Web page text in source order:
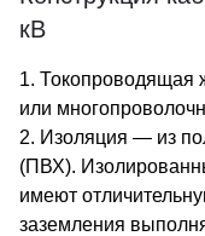
кВ
1. Токопроводящая
или
2. Изоляция — из
(ПВХ).
имеют
заземления